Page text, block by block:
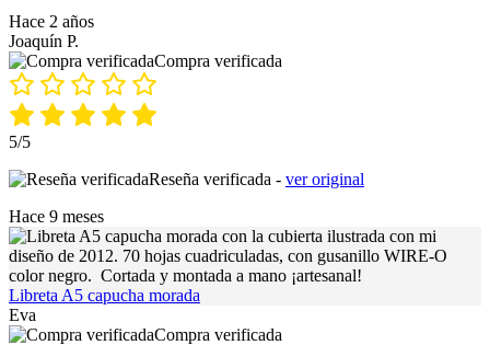
Hace 2 años
Joaquín P.
Compra verificada
5/5
Reseña verificada - ver original
Hace 9 meses
Libreta A5 capucha morada
Eva
Compra verificada